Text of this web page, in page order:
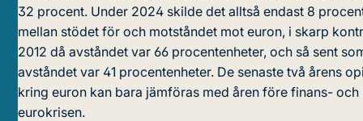
32 procent. Under 2024 skilde det alltså endast 8
mellan stödet för och motståndet mot euron, i skarp
2012 då avståndet var 66 procentenheter, och så sent
avståndet var 41 procentenheter. De senaste två årens
kring euron kan bara jämföras med åren före finans- och
eurokrisen.